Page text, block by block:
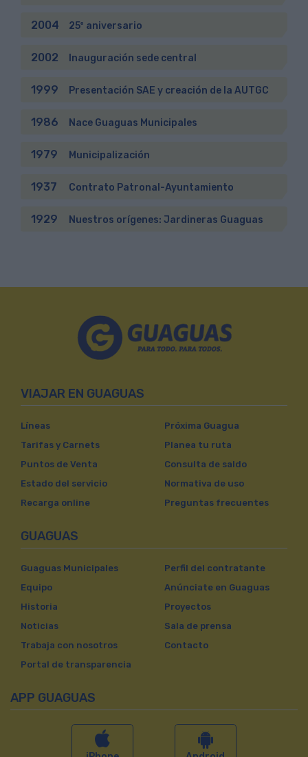
2004 25º aniversario
2002 Inauguración sede central
1999 Presentación SAE y creación de la AUTGC
1986 Nace Guaguas Municipales
1979 Municipalización
1937 Contrato Patronal-Ayuntamiento
1929 Nuestros orígenes: Jardineras Guaguas
VIAJAR EN GUAGUAS
Líneas
Tarifas y Carnets
Puntos de Venta
Estado del servicio
Recarga online
Próxima Guagua
Planea tu ruta
Consulta de saldo
Normativa de uso
Preguntas frecuentes
GUAGUAS
Guaguas Municipales
Equipo
Historia
Noticias
Trabaja con nosotros
Portal de transparencia
Perfil del contratante
Anúnciate en Guaguas
Proyectos
Sala de prensa
Contacto
APP GUAGUAS